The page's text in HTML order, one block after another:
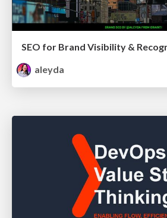
SEO for Brand Visibility &
aleyda